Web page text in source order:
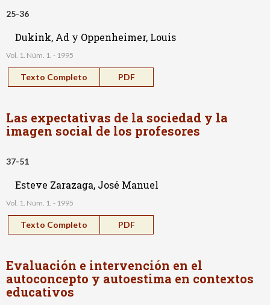
25-36
Dukink, Ad y Oppenheimer, Louis
Vol. 1. Núm. 1. - 1995
Texto Completo PDF
Las expectativas de la sociedad y la
imagen social de los profesores
37-51
Esteve Zarazaga, José Manuel
Vol. 1. Núm. 1. - 1995
Texto Completo PDF
Evaluación e intervención en el
autoconcepto y autoestima en contextos
educativos